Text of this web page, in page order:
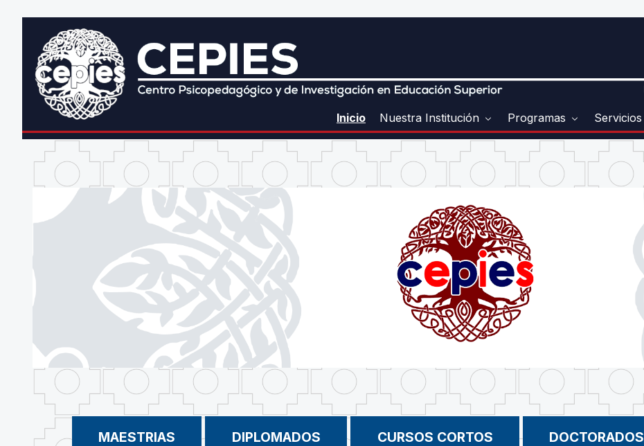
Inicio Nuestra Institución Programas Servicios
MAESTRIAS DIPLOMADOS CURSOS CORTOS DOCTORADOS